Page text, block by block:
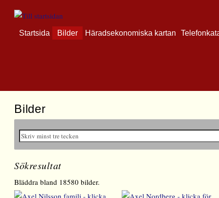
Startsida Bilder Häradsekonomiska kartan
Bilder
Sökresultat
Bläddra bland 18580 bilder.